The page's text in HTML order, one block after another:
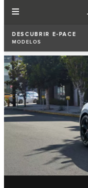
DESCUBRIR E‑PACE
MODELOS